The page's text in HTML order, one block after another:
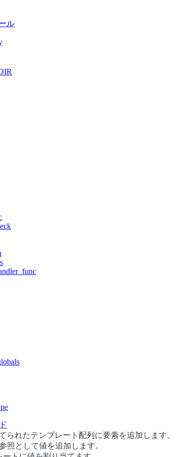
ル
られたテンプレート配列に要素を追加します。
照として値を追加します。